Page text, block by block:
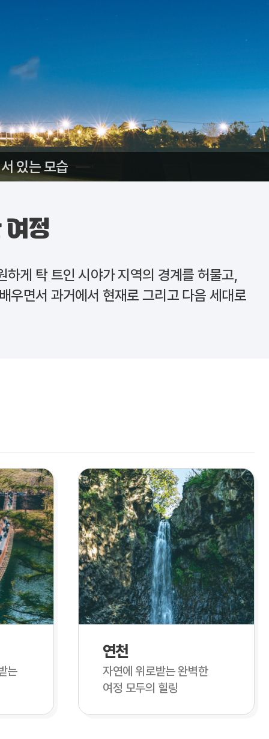
있는 모습
여정
게 탁 트인 시야가 지역의 경계를 허물고,
우면서 과거에서 현재로 그리고 다음 세대로
는
연천
자연에 위로받는 완벽한
여정 모두의 힐링